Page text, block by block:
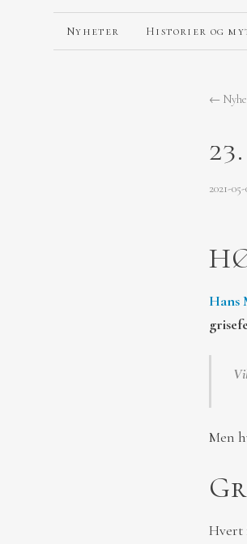
Nyheter Historier og
←
2021-
Hans
Men
Hvert